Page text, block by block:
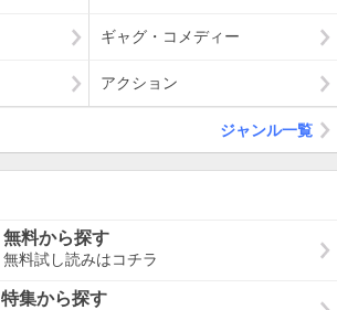
ギャグ・コメディー
アクション
ジャンル一覧
無料から探す
無料試し読みはコチラ
特集から探す